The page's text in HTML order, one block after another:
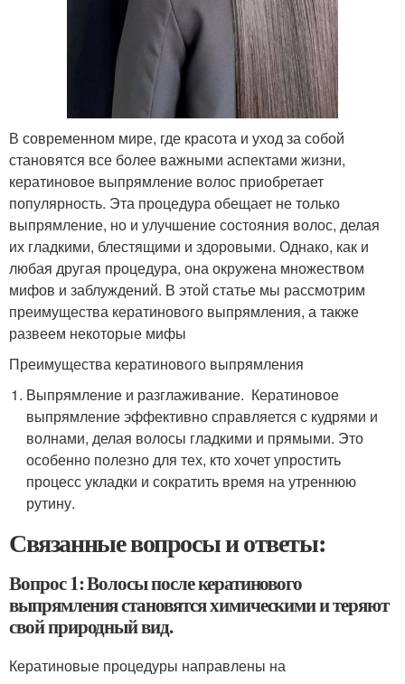
В современном мире, где красота и уход за собой
становятся все более важными аспектами жизни,
кератиновое выпрямление волос приобретает
популярность. Эта процедура обещает не только
выпрямление, но и улучшение состояния волос, делая
их гладкими, блестящими и здоровыми. Однако, как и
любая другая процедура, она окружена множеством
мифов и заблуждений. В этой статье мы рассмотрим
преимущества кератинового выпрямления, а также
развеем некоторые мифы
Преимущества кератинового выпрямления
Выпрямление и разглаживание. Кератиновое
выпрямление эффективно справляется с кудрями и
волнами, делая волосы гладкими и прямыми. Это
особенно полезно для тех, кто хочет упростить
процесс укладки и сократить время на утреннюю
рутину.
Связанные вопросы и ответы:
Вопрос 1: Волосы после кератинового
выпрямления становятся химическими и теряют
свой природный вид.
Кератиновые процедуры направлены на